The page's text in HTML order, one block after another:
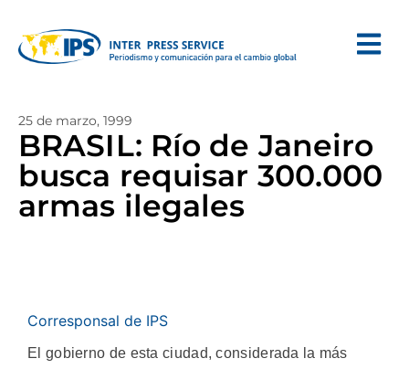
25 de marzo, 1999
BRASIL: Río de Janeiro
busca requisar 300.000
armas ilegales
Corresponsal de IPS
El gobierno de esta ciudad, considerada la más